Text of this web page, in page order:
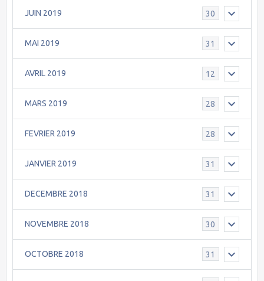
JUIN 2019 30
MAI 2019 31
AVRIL 2019 12
MARS 2019 28
FEVRIER 2019 28
JANVIER 2019 31
DECEMBRE 2018 31
NOVEMBRE 2018 30
OCTOBRE 2018 31